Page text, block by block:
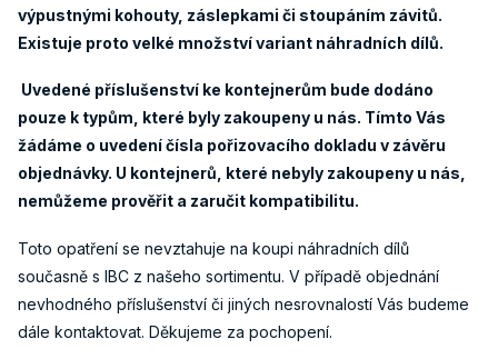
výpustnými kohouty, záslepkami či stoupáním závitů.
Existuje proto velké množství variant náhradních dílů.
Uvedené příslušenství ke kontejnerům bude dodáno
pouze k typům, které byly zakoupeny u nás. Tímto Vás
žádáme o uvedení čísla pořizovacího dokladu v závěru
objednávky. U kontejnerů, které nebyly zakoupeny u nás,
nemůžeme prověřit a zaručit kompatibilitu.
Toto opatření se nevztahuje na koupi náhradních dílů
současně s IBC z našeho sortimentu. V případě objednání
nevhodného příslušenství či jiných nesrovnalostí Vás budeme
dále kontaktovat. Děkujeme za pochopení.